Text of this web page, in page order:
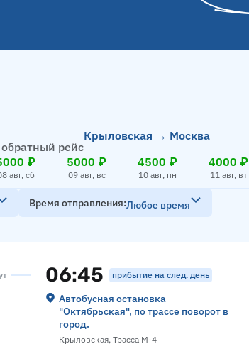
рейс
Крыловская → Москва
₽
авг, сб
5000 ₽
09 авг, вс
4500 ₽
10 авг, пн
4000 ₽
11 авг, вт
Время отправления Любое время
06:45 прибытие на след. день
Автобусная остановка
"Октябрьская", по трассе поворот в
город.
Крыловская, Трасса М-4